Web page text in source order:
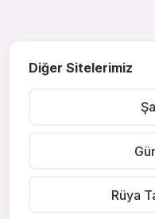
Diğer Sitelerimiz
Rüya